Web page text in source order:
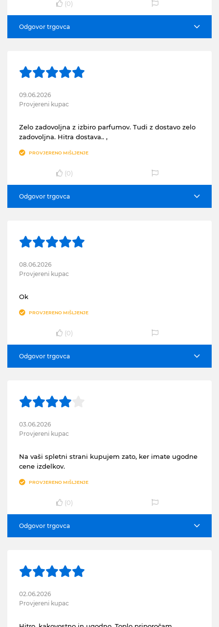
(0)
Odgovor trgovca
09.06.2026
Provjereni kupac
Zelo zadovoljna z izbiro parfumov. Tudi z dostavo zelo
zadovoljna. Hitra dostava.. ,
PROVJERENO MIŠLJENJE
(0)
Odgovor trgovca
08.06.2026
Provjereni kupac
Ok
PROVJERENO MIŠLJENJE
(0)
Odgovor trgovca
03.06.2026
Provjereni kupac
Na vaši spletni strani kupujem zato, ker imate ugodne
cene izdelkov.
PROVJERENO MIŠLJENJE
(0)
Odgovor trgovca
02.06.2026
Provjereni kupac